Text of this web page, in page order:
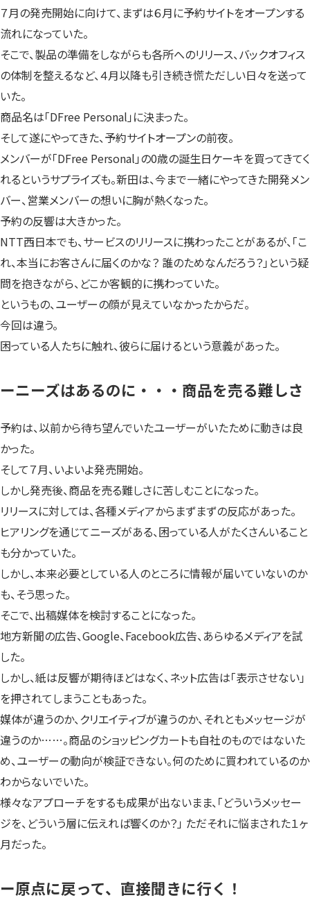
７月の発売開始に向けて、まずは６月に予約サイトをオープンする
流れになっていた。
そこで、製品の準備をしながらも各所へのリリース、バックオフィス
の体制を整えるなど、４月以降も引き続き慌ただしい日々を送って
いた。
商品名は「DFree Personal」に決まった。
そして遂にやってきた、予約サイトオープンの前夜。
メンバーが「DFree Personal」の0歳の誕生日ケーキを買ってきてく
れるというサプライズも。新田は、今まで一緒にやってきた開発メン
バー、営業メンバーの想いに胸が熱くなった。
予約の反響は大きかった。
NTT西日本でも、サービスのリリースに携わったことがあるが、「こ
れ、本当にお客さんに届くのかな？ 誰のためなんだろう？」という疑
問を抱きながら、どこか客観的に携わっていた。
というもの、ユーザーの顔が見えていなかったからだ。
今回は違う。
困っている人たちに触れ、彼らに届けるという意義があった。
ーニーズはあるのに・・・商品を売る難しさ
予約は、以前から待ち望んでいたユーザーがいたために動きは良
かった。
そして７月、いよいよ発売開始。
しかし発売後、商品を売る難しさに苦しむことになった。
リリースに対しては、各種メディアからまずまずの反応があった。
ヒアリングを通じてニーズがある、困っている人がたくさんいること
も分かっていた。
しかし、本来必要としている人のところに情報が届いていないのか
も、そう思った。
そこで、出稿媒体を検討することになった。
地方新聞の広告、Google、Facebook広告、あらゆるメディアを試
した。
しかし、紙は反響が期待ほどはなく、ネット広告は「表示させない」
を押されてしまうこともあった。
媒体が違うのか、クリエイティブが違うのか、それともメッセージが
違うのか……。商品のショッピングカートも自社のものではないた
め、ユーザーの動向が検証できない。何のために買われているのか
わからないでいた。
様々なアプローチをするも成果が出ないまま、「どういうメッセー
ジを、どういう層に伝えれば響くのか？」 ただそれに悩まされた１ヶ
月だった。
ー原点に戻って、直接聞きに行く！